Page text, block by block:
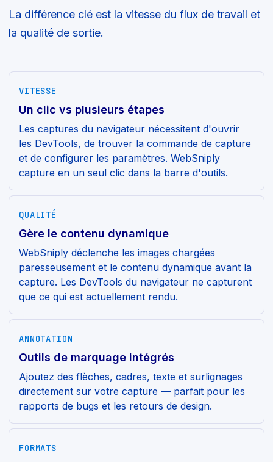
La différence clé est la vitesse du flux de travail et
la qualité de sortie.
VITESSE
Un clic vs plusieurs étapes
Les captures du navigateur nécessitent d'ouvrir
les DevTools, de trouver la commande de capture
et de configurer les paramètres. WebSniply
capture en un seul clic dans la barre d'outils.
QUALITÉ
Gère le contenu dynamique
WebSniply déclenche les images chargées
paresseusement et le contenu dynamique avant la
capture. Les DevTools du navigateur ne capturent
que ce qui est actuellement rendu.
ANNOTATION
Outils de marquage intégrés
Ajoutez des flèches, cadres, texte et surlignages
directement sur votre capture — parfait pour les
rapports de bugs et les retours de design.
FORMATS